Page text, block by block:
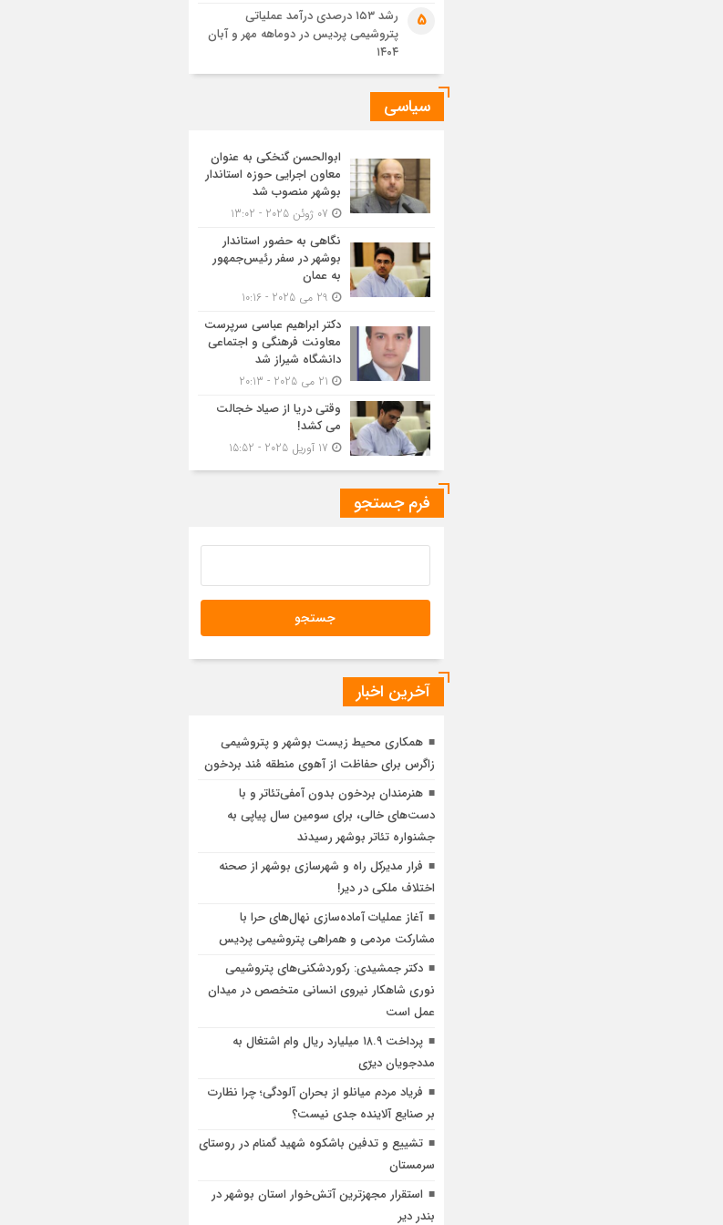
5
رشد ۱۵۳ درصدی درآمد عملیاتی
پتروشیمی پردیس در دوماهه مهر و آبان
۱۴۰۴
سیاسی
ابوالحسن گنخکی به عنوان
معاون اجرایی حوزه استاندار
بوشهر منصوب شد
نگاهی به حضور استاندار
بوشهر در سفر رئیس‌جمهور
به عمان
دکتر ابراهیم عباسی سرپرست
معاونت فرهنگی و اجتماعی
دانشگاه شیراز شد
وقتی دریا از صیاد خجالت
می کشد!
فرم جستجو
آخرین اخبار
همکاری محیط زیست بوشهر و پتروشیمی
زاگرس برای حفاظت از آهوی منطقه مُند بردخون
هنرمندان بردخون بدون آمفی‌تئاتر و با
دست‌های خالی، برای سومین سال پیاپی به
جشنواره تئاتر بوشهر رسیدند
فرار مدیرکل راه و شهرسازی بوشهر از صحنه
اختلاف ملکی در دیر!
آغاز عملیات آماده‌سازی نهال‌های حرا با
مشارکت مردمی و همراهی پتروشیمی پردیس
دکتر جمشیدی: رکوردشکنی‌های پتروشیمی
نوری شاهکار نیروی انسانی متخصص در میدان
عمل است
پرداخت ۱۸.۹ میلیارد ریال وام اشتغال به
مددجویان دیرّی
فریاد مردم میانلو از بحران آلودگی؛ چرا نظارت
بر صنایع آلاینده جدی نیست؟
تشییع و تدفین باشکوه شهید گمنام در روستای
سرمستان
استقرار مجهزترین آتش‌خوار استان بوشهر در
بندر دیر